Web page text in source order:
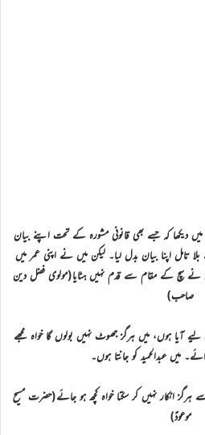
کہ جسے بھی قانونی مشورہ کے تحت اپنے بیان
اپنا بیان بدل لیا۔ لیکن میں نے اپنی عمر میں
سچ کے مقام سے قدم نہیں ہٹایا(مولوی فضل دین
صاحب)
آیا ہوں، میں ہرگز جھوٹ نہیں بولوں گا خواہ مجھے
میں عبدالحمید کو جانتا ہوں۔
ہرگز انکار نہیں کر سکتا خواہ کچھ ہو جائے(حضرت مسیح
موعودؑ)